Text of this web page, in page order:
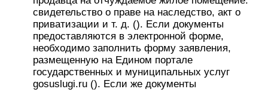
свидетельство о праве на наследство, акт о
приватизации и т. д. (). Если документы
предоставляются в электронной форме,
необходимо заполнить форму заявления,
размещенную на Едином портале
государственных и муниципальных услуг
gosuslugi.ru (). Если же документы